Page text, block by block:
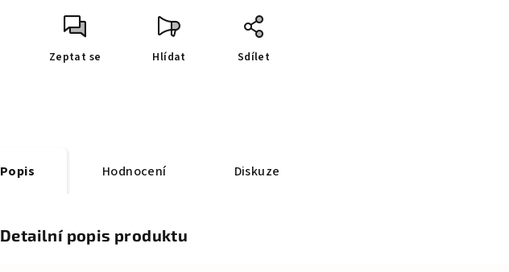
Zeptat se Hlídat Sdílet
Popis Hodnocení Diskuze
Detailní popis produktu